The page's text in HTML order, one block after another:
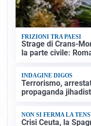
FRIZIONI TRA PAESI
Strage di Crans-
la parte civile:
INDAGINE DIGOS
Terrorismo,
propaganda
NON SI FERMA LA
Crisi Ceuta, la